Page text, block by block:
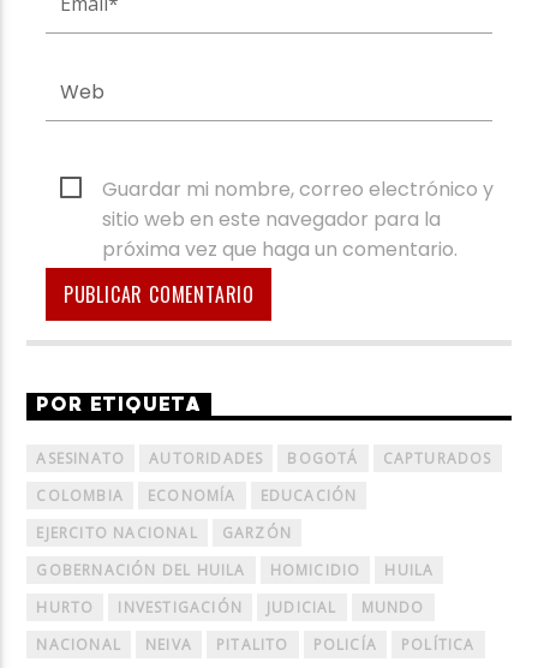
Guardar mi nombre, correo electrónico y
sitio web en este navegador para la
próxima vez que haga un comentario.
POR ETIQUETA
ASESINATO AUTORIDADES BOGOTÁ
CAPTURADOS
COLOMBIA
ECONOMÍA
EDUCACIÓN
EJERCITO NACIONAL
GARZÓN
GOBERNACIÓN DEL HUILA
HOMICIDIO
HUILA
HURTO
INVESTIGACIÓN JUDICIAL
MUNDO
NACIONAL
NEIVA PITALITO POLICÍA
POLÍTICA